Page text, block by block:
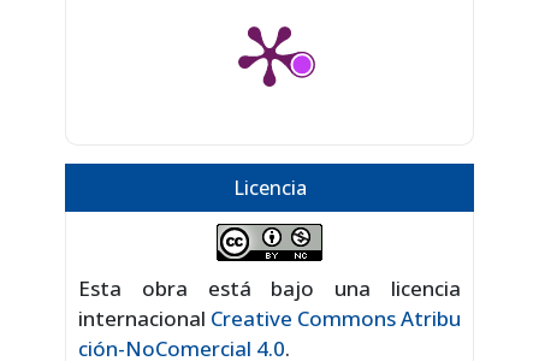
Licencia
Esta obra está bajo una licencia
internacional Creative Commons Atribu
ción-NoComercial 4.0.